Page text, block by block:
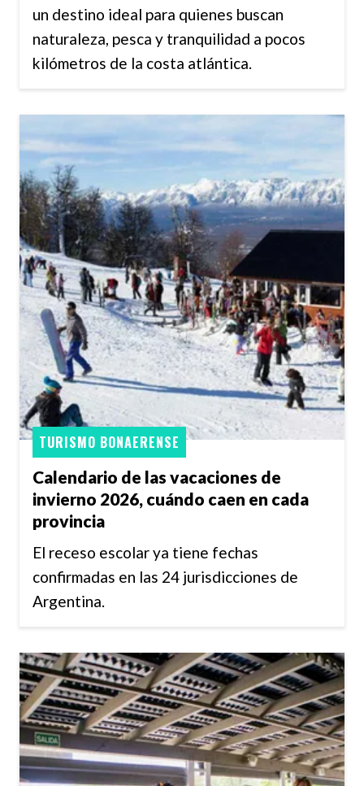
un destino ideal para quienes buscan
naturaleza, pesca y tranquilidad a pocos
kilómetros de la costa atlántica.
Calendario de las vacaciones de
invierno 2026, cuándo caen en cada
provincia
TURISMO BONAERENSE
El receso escolar ya tiene fechas
confirmadas en las 24 jurisdicciones de
Argentina.